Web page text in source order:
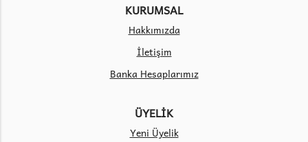
KURUMSAL
Hakkımızda
İletişim
Banka Hesaplarımız
ÜYELİK
Yeni Üyelik